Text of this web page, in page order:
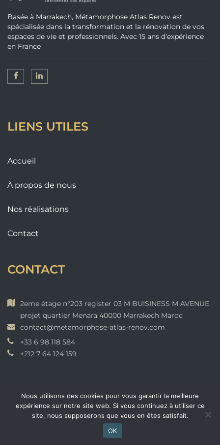
Basée à Marrakech, Métamorphose Atlas Renov est
spécialisée dans la transformation et la rénovation de vos
espaces de vie et professionnels. Avec 15 ans d’expérience
en France
LIENS UTILES
Accueil
À propos de nous
Nos réalisations
Contact
CONTACT
2eme étage n°203 register 03 M BUISINESS M AVENUE
projet quartier Menara 40000 Marrakech Maroc
contact@metamorphose-atlas-renov.com
+33 6 98 118 584
+212 7 64 124 159
© 2025 All Rights Reserved.
Nous utilisons des cookies pour vous garantir la meilleure
expérience sur notre site web. Si vous continuez à utiliser ce
site, nous supposerons que vous en êtes satisfait.
OK